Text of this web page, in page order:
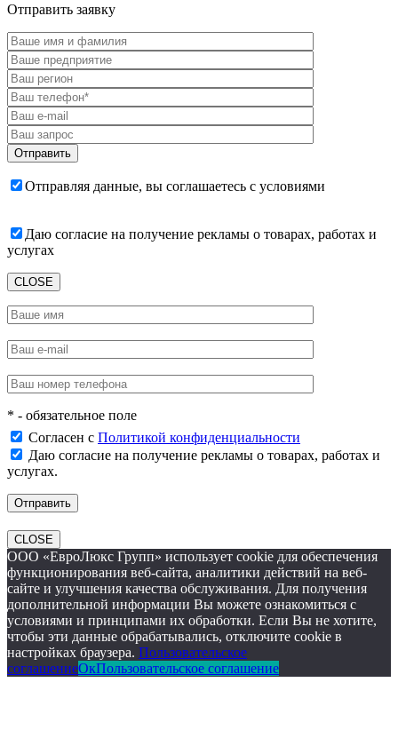
Отправить заявку
Отправляя данные, вы соглашаетесь с условиями
Даю согласие на получение рекламы о товарах, работах и
услугах
CLOSE
* - обязательное поле
Согласен с Политикой конфиденциальности
Даю согласие на получение рекламы о товарах, работах и
услугах.
CLOSE
ООО «ЕвроЛюкс Групп» использует cookie для обеспечения
функционирования веб-сайта, аналитики действий на веб-
сайте и улучшения качества обслуживания. Для получения
дополнительной информации Вы можете ознакомиться с
условиями и принципами их обработки. Если Вы не хотите,
чтобы эти данные обрабатывались, отключите cookie в
настройках браузера. Пользовательское
соглашениеОкПользовательское соглашение